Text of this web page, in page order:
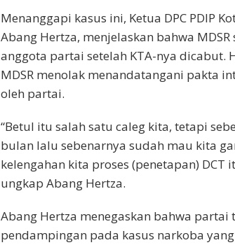
Menanggapi kasus ini, Ketua DPC PDIP
Abang Hertza, menjelaskan bahwa
anggota partai setelah KTA-nya dicabut.
MDSR menolak menandatangani pakta
oleh partai.
“Betul itu salah satu caleg kita, tetapi
bulan lalu sebenarnya sudah mau kita
kelengahan kita proses (penetapan) DCT
ungkap Abang Hertza.
Abang Hertza menegaskan bahwa
pendampingan pada kasus narkoba